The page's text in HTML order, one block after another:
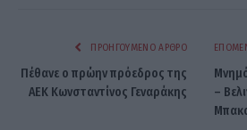
ΠΡΟΗΓΟΎΜΕΝΟ ΆΡΘΡΟ
Πέθανε ο πρώην πρόεδρος της
ΑΕΚ Κωνσταντίνος Γεναράκης
–